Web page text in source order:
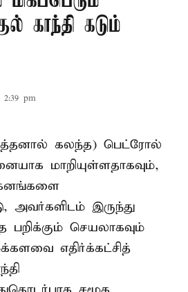
காந்தி கடும்
2:39 pm
கலந்த) பெட்ரோல்
மாறியுள்ளதாகவும்,
அவர்களிடம் இருந்து
செயலாகவும்
எதிர்க்கட்சித்